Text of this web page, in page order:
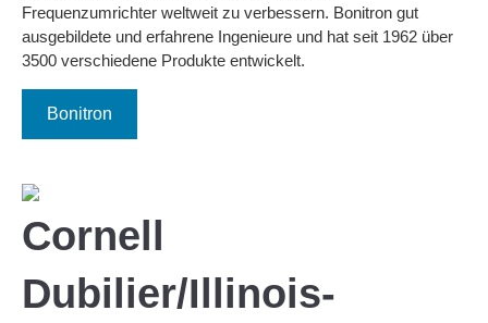
Frequenzumrichter weltweit zu verbessern. Bonitron gut
ausgebildete und erfahrene Ingenieure und hat seit 1962 über
3500 verschiedene Produkte entwickelt.
Bonitron
Cornell
Dubilier/Illinois-